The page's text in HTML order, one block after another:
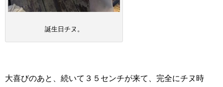
誕生日チヌ。
大喜びのあと、続いて３５センチが来て、完全にチヌ時